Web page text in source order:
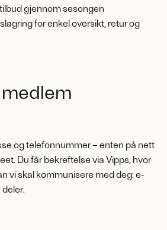
gjennom sesongen
for enkel oversikt, retur og
og telefonnummer – enten på nett
Du får bekreftelse via Vipps, hvor
vi skal kommunisere med deg: e-